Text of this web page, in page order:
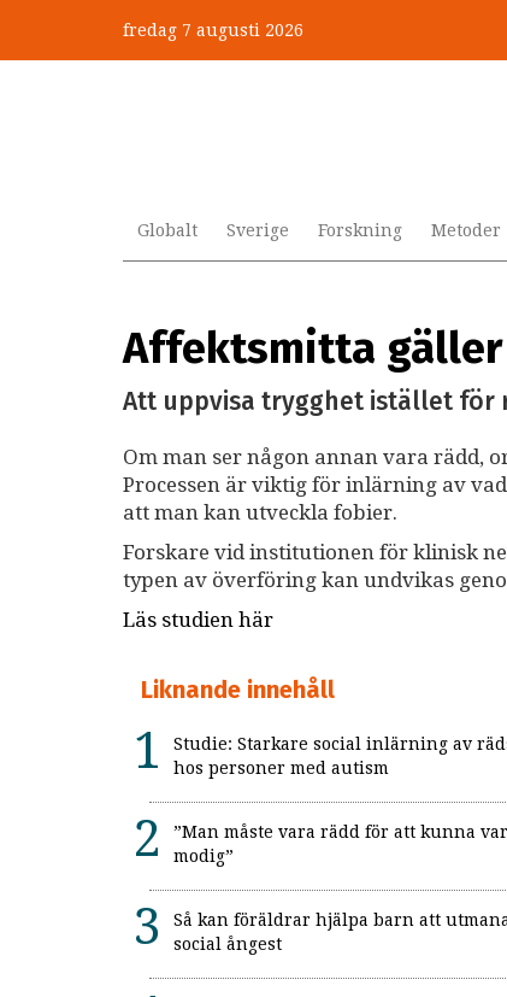
huvudinnehåll
fredag 7 augusti 2026
Globalt Sverige Forskning Metoder
Affektsmitta
Att uppvisa trygghet istället för
Om man ser någon annan vara rädd,
Processen är viktig för inlärning av
att man kan utveckla fobier.
Forskare vid institutionen för klinisk
typen av överföring kan undvikas
Läs studien här
Liknande innehåll
Studie: Starkare social inlärning av
hos personer med autism
”Man måste vara rädd för att kunna
modig”
Så kan föräldrar hjälpa barn att
social ångest